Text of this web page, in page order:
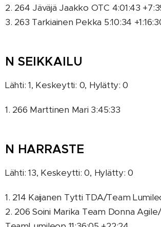
2. 264 Jäväjä Jaakko OTC 4:01:43
3. 263 Tarkiainen Pekka 5:10:34
N SEIKKAILU
Lähti: 1, Keskeytti: 0, Hylätty: 0
1. 266 Marttinen Mari 3:45:33
N HARRASTE
Lähti: 13, Keskeytti: 0, Hylätty: 0
1. 214 Kaijanen Tytti TDA/Team
2. 206 Soini Marika Team Donna Agile/